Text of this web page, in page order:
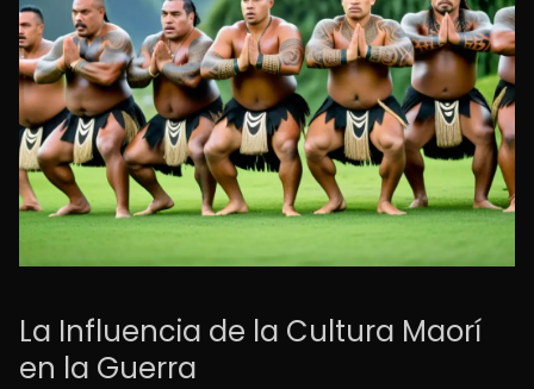
La Influencia de la Cultura Maorí
en la Guerra